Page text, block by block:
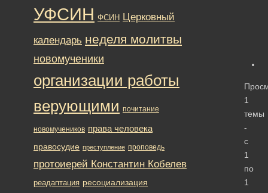
1
темы
-
с
1
по
1
УФСИН ФСИН Церковный
календарь неделя молитвы
новомученики
организации работы
верующими почитание
новомучеников права человека
правосудие преступление проповедь
протоиерей Константин Кобелев
реадаптация ресоциализация